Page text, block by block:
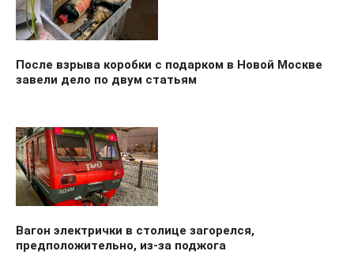
После взрыва коробки с подарком в Новой Москве
завели дело по двум статьям
Вагон электрички в столице загорелся,
предположительно, из-за поджога